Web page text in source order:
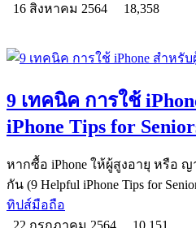
16 สิงหาคม 2564
18,358
9 เทคนิค การใช้
iPhone Tips for
หากซื้อ iPhone ให้ผู้สูงอายุ หรือ
กัน (9 Helpful iPhone Tips for
ทิปส์มือถือ
22 กรกฎาคม 2564
10,151